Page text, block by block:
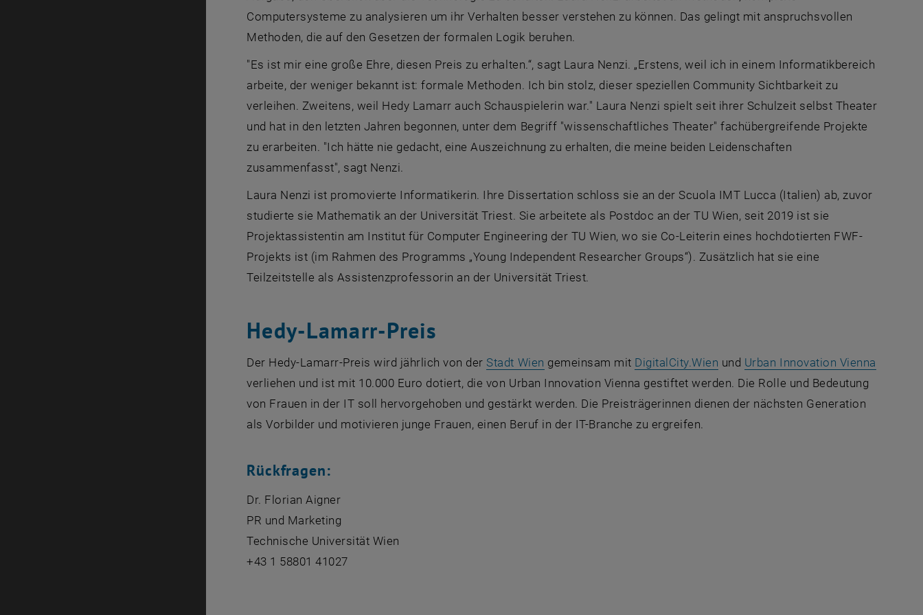
Computersysteme zu analysieren um ihr Verhalten besser verstehen zu können. Das gelingt mit anspruchsvollen
Methoden, die auf den Gesetzen der formalen Logik beruhen.
"Es ist mir eine große Ehre, diesen Preis zu erhalten.“, sagt Laura Nenzi. „Erstens, weil ich in einem Informatikbereich
arbeite, der weniger bekannt ist: formale Methoden. Ich bin stolz, dieser speziellen Community Sichtbarkeit zu
verleihen. Zweitens, weil Hedy Lamarr auch Schauspielerin war." Laura Nenzi spielt seit ihrer Schulzeit selbst Theater
und hat in den letzten Jahren begonnen, unter dem Begriff "wissenschaftliches Theater" fachübergreifende Projekte
zu erarbeiten. "Ich hätte nie gedacht, eine Auszeichnung zu erhalten, die meine beiden Leidenschaften
zusammenfasst", sagt Nenzi.
Laura Nenzi ist promovierte Informatikerin. Ihre Dissertation schloss sie an der Scuola IMT Lucca (Italien) ab, zuvor
studierte sie Mathematik an der Universität Triest. Sie arbeitete als Postdoc an der TU Wien, seit 2019 ist sie
Projektassistentin am Institut für Computer Engineering der TU Wien, wo sie Co-Leiterin eines hochdotierten FWF-
Projekts ist (im Rahmen des Programms „Young Independent Researcher Groups“). Zusätzlich hat sie eine
Teilzeitstelle als Assistenzprofessorin an der Universität Triest.
Hedy-Lamarr-Preis
Der Hedy-Lamarr-Preis wird jährlich von der Stadt Wien , öffnet eine externe URL in einem neuen Fenster
gemeinsam mit DigitalCity.Wien , öffnet eine externe URL in einem
und Urban Innovation Vienna
verliehen und ist mit 10.000 Euro dotiert, die von Urban Innovation Vienna gestiftet werden. Die Rolle und Bedeutung
von Frauen in der IT soll hervorgehoben und gestärkt werden. Die Preisträgerinnen dienen der nächsten Generation
als Vorbilder und motivieren junge Frauen, einen Beruf in der IT-Branche zu ergreifen.
Rückfragen:
Dr. Florian Aigner
PR und Marketing
Technische Universität Wien
+43 1 58801 41027